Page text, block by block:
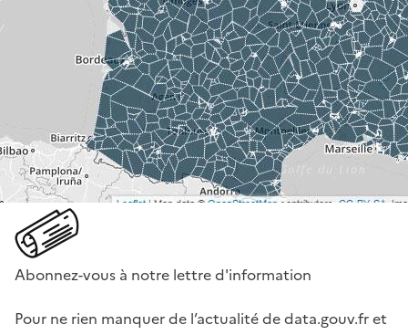
Abonnez-vous à notre lettre d'information
Pour ne rien manquer de l’actualité de data.gouv.fr et